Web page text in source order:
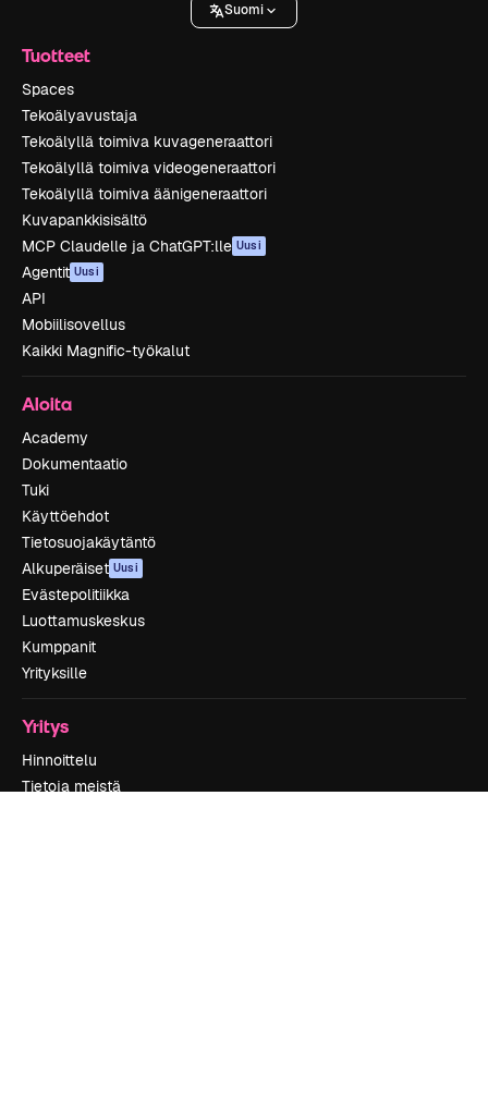
Suomi
Tuotteet
Spaces
Tekoälyavustaja
Tekoälyllä toimiva kuvageneraattori
Tekoälyllä toimiva videogeneraattori
Tekoälyllä toimiva äänigeneraattori
Kuvapankkisisältö
MCP Claudelle ja ChatGPT:lle Uusi
Agentit Uusi
API
Mobiilisovellus
Kaikki Magnific-työkalut
Aloita
Academy
Dokumentaatio
Tuki
Käyttöehdot
Tietosuojakäytäntö
Alkuperäiset Uusi
Evästepolitiikka
Luottamuskeskus
Kumppanit
Yrityksille
Yritys
Hinnoittelu
Tietoja meistä